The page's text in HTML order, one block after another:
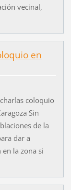
vecinal,
en
coloquio
Sin
de la
dar a
la zona si